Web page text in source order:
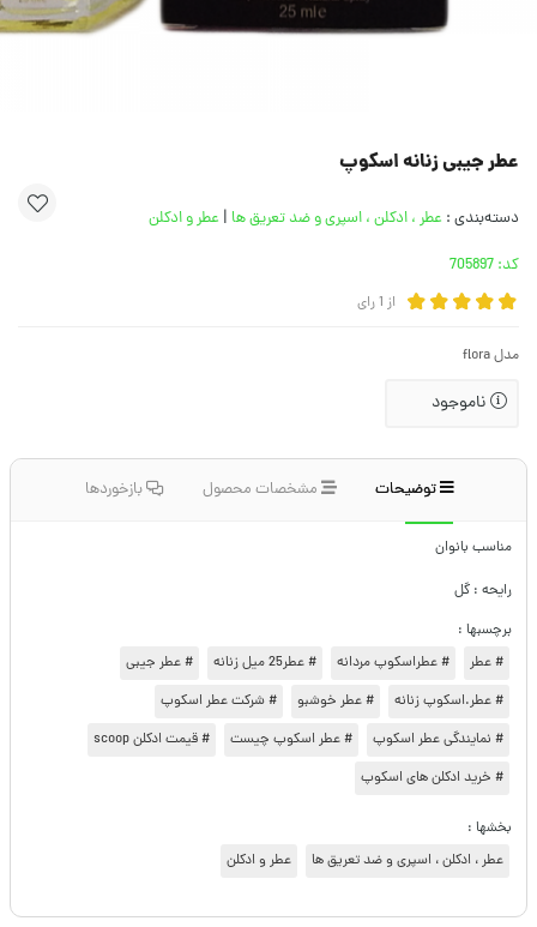
عطر جیبی زنانه اسکوپ
دسته‌بندی : عطر ، ادکلن ، اسپری و ضد تعریق ها | عطر و ادکلن
کد:
از 1رای
مدل flora
ناموجود
توضیحات مشخصات محصول بازخوردها
مناسب بانوان
رایحه : گل
برچسبها :
# عطر
# عطراسکوپ مردانه # عطر25 میل زنانه
# عطر جیبی
# عطر.اسکوپ زنانه
# عطر خوشبو
# شرکت عطر اسکوپ
# نمایندگی عطر اسکوپ
# عطر اسکوپ چیست
# قیمت ادکلن scoop
# خرید ادکلن های اسکوپ
بخشها :
عطر ، ادکلن ، اسپری و ضد تعریق ها
عطر و ادکلن